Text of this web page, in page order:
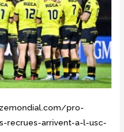
pro-
recrues-arrivent-a-l-usc-